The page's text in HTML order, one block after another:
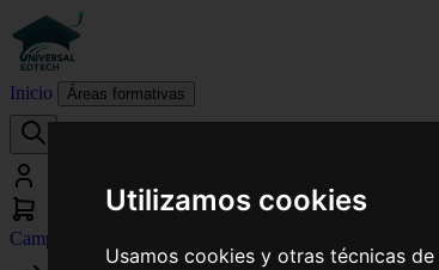
Utilizamos cookies
Usamos cookies y otras técnicas
Inicio Áreas formativas
Campus virtual